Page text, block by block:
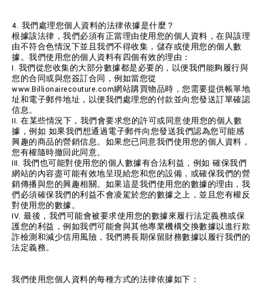
4. 我們處理您個人資料的法律依據是什麼？
根據該法律，我們必須有正當理由使用您的個人資料，在與該理
由不符合色情況下並且我們不得收集，儲存或使用您的個人數
據。我們使用您的個人資料有四個有效的理由：
I. 我們從您收集的大部分數據都是必要的，以便我們能夠履行與
您的合同或與您簽訂合同，例如當您從
www.Billionairecouture.com網站購買物品時，您需要提供帳單地
址和電子郵件地址，以便我們處理您的付款並向您發送訂單確認
信息。
II. 在某些情況下，我們會要求您的許可或同意使用您的個人數
據，例如 如果我們想通過電子郵件向您發送我們認為您可能感
興趣的商品的營銷信息。如果您已同意我們使用您的個人資料，
您有權隨時撤回此同意。
III. 我們也可能對使用您的個人數據有合法利益，例如 確保我們
網站的內容盡可能有效地呈現給您和您的設備，或確保我們的營
銷傳播與您的興趣相關。如果這是我們使用您的數據的理由，我
們必須確保我們的利益不會凌駕於您的數據之上，並且您有權反
對使用您的數據。
IV. 最後，我們可能會被要求使用您的數據來履行法定義務或保
護您的利益，例如我們可能會與其他專業機構交換數據以進行欺
詐檢測和減少信用風險，我們將長期保留財務數據以履行我們的
法定義務。
我們使用您個人資料的每種方式的法律依據如下：